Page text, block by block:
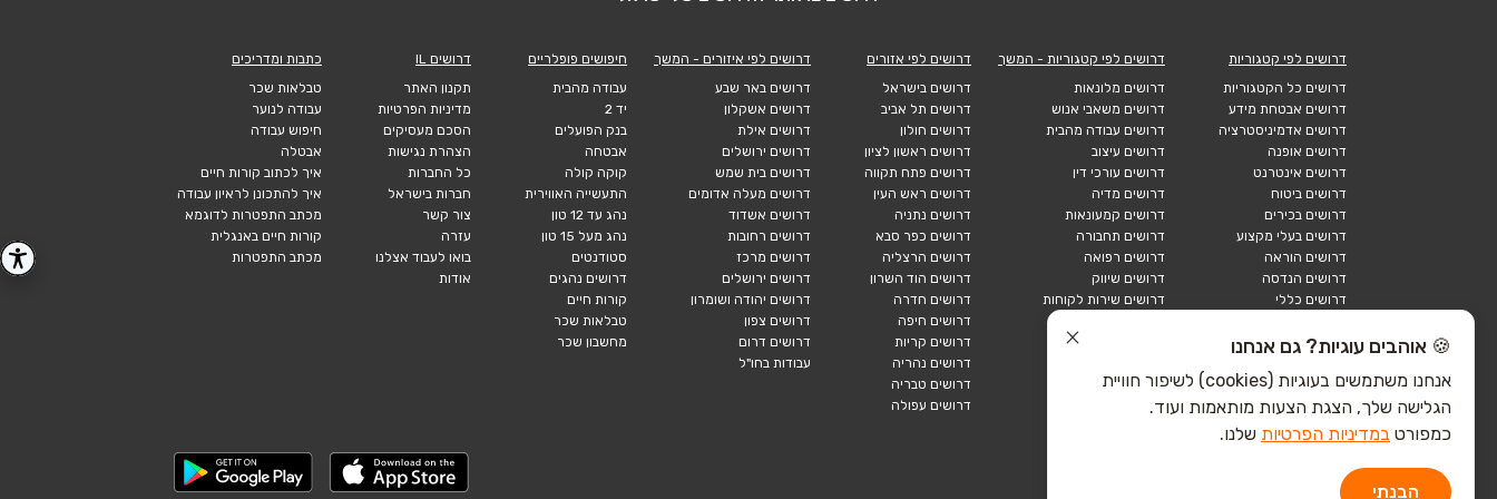
דרושים לפי קטגוריות
דרושים כל הקטגוריות
דרושים אבטחת מידע
דרושים אדמיניסטרציה
דרושים אופנה
דרושים אינטרנט
דרושים ביטוח
דרושים בכירים
דרושים בעלי מקצוע
דרושים הוראה
דרושים הנדסה
דרושים כללי
דרושים לוגיסטיקה
דרושים מכירות
הייטק חומרה
דרושים לפי קטגוריות - המשך
דרושים מלונאות
דרושים משאבי אנוש
דרושים עבודה מהבית
דרושים עיצוב
דרושים עורכי דין
דרושים מדיה
דרושים קמעונאות
דרושים תחבורה
דרושים רפואה
דרושים שיווק
דרושים שירות לקוחות
הייטק כללי
הייטק תוכנה
דרושים לפי אזורים
דרושים בישראל
דרושים תל אביב
דרושים חולון
דרושים ראשון לציון
דרושים פתח תקווה
דרושים ראש העין
דרושים נתניה
דרושים כפר סבא
דרושים הרצליה
דרושים הוד השרון
דרושים חדרה
דרושים חיפה
דרושים קריות
דרושים נהריה
דרושים טבריה
דרושים עפולה
דרושים לפי איזורים - המשך
דרושים באר שבע
דרושים אשקלון
דרושים אילת
דרושים ירושלים
דרושים בית שמש
דרושים מעלה אדומים
דרושים אשדוד
דרושים רחובות
דרושים מרכז
דרושים ירושלים
דרושים יהודה ושומרון
דרושים צפון
דרושים דרום
עבודות בחו"ל
חיפושים פופלריים
עבודה מהבית
יד 2
בנק הפועלים
אבטחה
קוקה קולה
התעשייה האווירית
נהג עד 12 טון
נהג מעל 15 טון
סטודנטים
דרושים נהגים
קורות חיים
טבלאות שכר
מחשבון שכר
דרושים IL
תקנון האתר
מדיניות הפרטיות
הסכם מעסיקים
הצהרת נגישות
כל החברות
חברות בישראל
צור קשר
עזרה
בואו לעבוד אצלנו
אודות
כתבות ומדריכים
טבלאות שכר
עבודה לנוער
חיפוש עבודה
אבטלה
איך לכתוב קורות חיים
איך להתכונן לראיון עבודה
מכתב התפטרות לדוגמא
קורות חיים באנגלית
מכתב התפטרות
🍪 אוהבים עוגיות? גם אנחנו
אנחנו משתמשים בעוגיות (cookies) לשיפור חוויית
הגלישה שלך, הצגת הצעות מותאמות ועוד.
כמפורט במדיניות הפרטיות שלנו.
הבנתי